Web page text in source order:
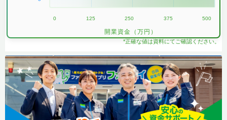
0 125 250 375 500
開業資金（万円）
*正確な値は資料にてご確認ください。